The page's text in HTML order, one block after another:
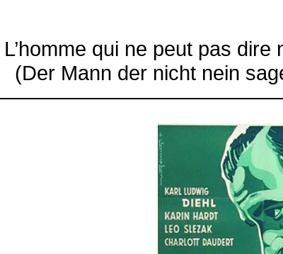
L’homme qui ne peut pas dire
(Der Mann der nicht nein